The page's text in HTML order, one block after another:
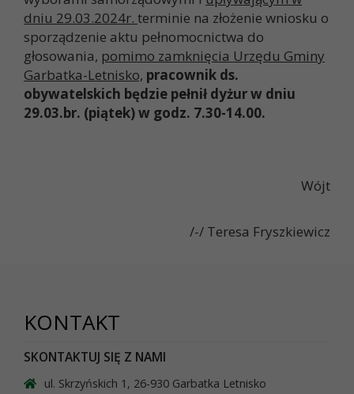
dniu 29.03.2024r. terminie na złożenie wniosku o
sporządzenie aktu pełnomocnictwa do
głosowania, pomimo zamknięcia Urzędu Gminy
Garbatka-Letnisko, pracownik ds.
obywatelskich będzie pełnił dyżur w dniu
29.03.br. (piątek) w godz. 7.30-14.00.
Wójt
/-/ Teresa Fryszkiewicz
KONTAKT
SKONTAKTUJ SIĘ Z NAMI
ul. Skrzyńskich 1, 26-930 Garbatka Letnisko